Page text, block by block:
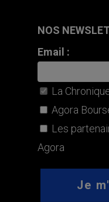
NOS
Email :
La
Agora
Les
Agora